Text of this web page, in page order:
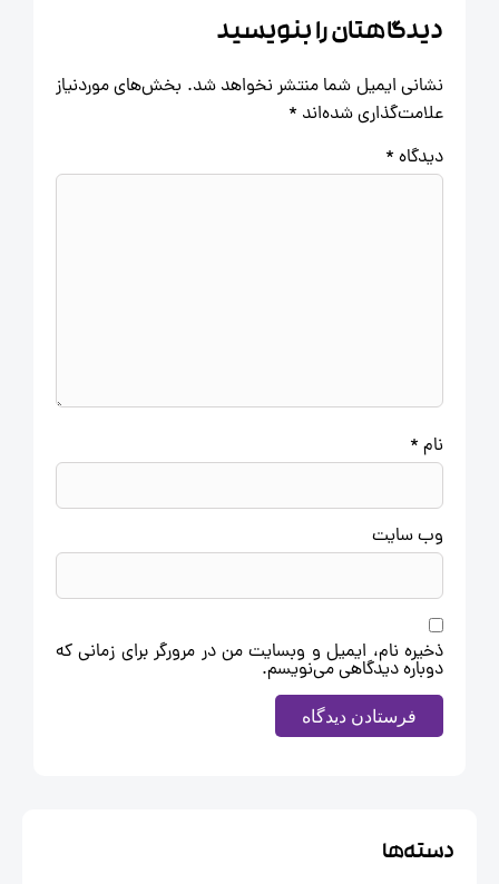
دیدگاهتان را بنویسید
نشانی ایمیل شما منتشر نخواهد شد.بخش‌های موردنیاز
علامت‌گذاری شده‌اند*
*
وب‌ سایت
ذخیره نام، ایمیل و وبسایت من در مرورگر برای زمانی که
دوباره دیدگاهی می‌نویسم.